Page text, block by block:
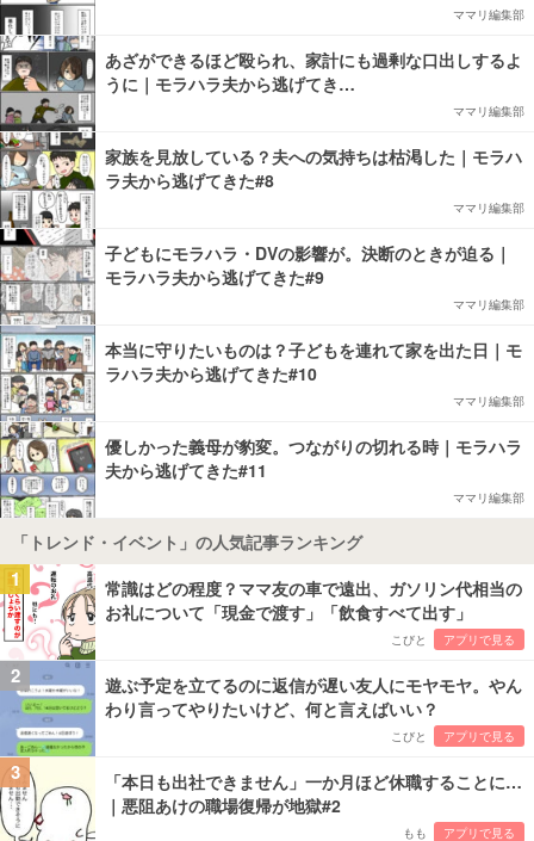
ママリ編集部
あざができるほど殴られ、家計にも過剰な口出しするよ
うに｜モラハラ夫から逃げてき…
ママリ編集部
家族を見放している？夫への気持ちは枯渇した｜モラハ
ラ夫から逃げてきた#8
ママリ編集部
子どもにモラハラ・DVの影響が。決断のときが迫る｜
モラハラ夫から逃げてきた#9
ママリ編集部
本当に守りたいものは？子どもを連れて家を出た日｜モ
ラハラ夫から逃げてきた#10
ママリ編集部
優しかった義母が豹変。つながりの切れる時｜モラハラ
夫から逃げてきた#11
ママリ編集部
「トレンド・イベント」の人気記事ランキング
1
常識はどの程度？ママ友の車で遠出、ガソリン代相当の
お礼について「現金で渡す」「飲食すべて出す」
こびと アプリで見る
2
遊ぶ予定を立てるのに返信が遅い友人にモヤモヤ。やん
わり言ってやりたいけど、何と言えばいい？
こびと アプリで見る
3
「本日も出社できません」一か月ほど休職することに…
｜悪阻あけの職場復帰が地獄#2
もも アプリで見る